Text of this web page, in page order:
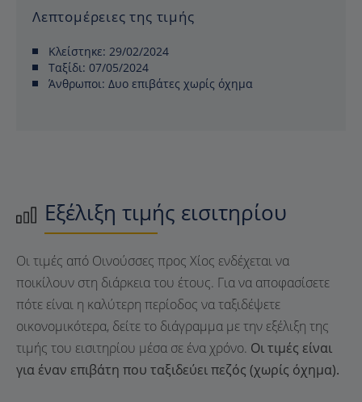
Λεπτομέρειες της τιμής
Κλείστηκε: 29/02/2024
Ταξίδι: 07/05/2024
Άνθρωποι: Δυο επιβάτες χωρίς όχημα
Εξέλιξη τιμής εισιτηρίου
Οι τιμές από Οινούσσες προς Χίος ενδέχεται να
ποικίλουν στη διάρκεια του έτους. Για να αποφασίσετε
πότε είναι η καλύτερη περίοδος να ταξιδέψετε
οικονομικότερα, δείτε το διάγραμμα με την εξέλιξη της
τιμής του εισιτηρίου μέσα σε ένα χρόνο. Οι τιμές είναι
για έναν επιβάτη που ταξιδεύει πεζός (χωρίς όχημα).